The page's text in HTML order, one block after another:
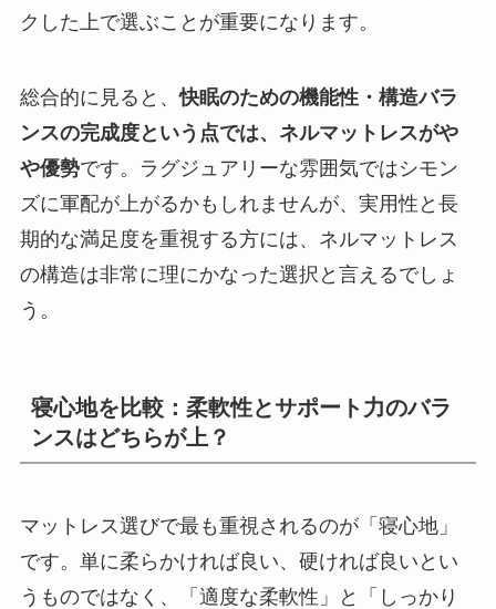
クした上で選ぶことが重要になります。
総合的に見ると、快眠のための機能性・構造バラ
ンスの完成度という点では、ネルマットレスがや
や優勢です。ラグジュアリーな雰囲気ではシモン
ズに軍配が上がるかもしれませんが、実用性と長
期的な満足度を重視する方には、ネルマットレス
の構造は非常に理にかなった選択と言えるでしょ
う。
寝心地を比較：柔軟性とサポート力のバラ
ンスはどちらが上？
マットレス選びで最も重視されるのが「寝心地」
です。単に柔らかければ良い、硬ければ良いとい
うものではなく、「適度な柔軟性」と「しっかり